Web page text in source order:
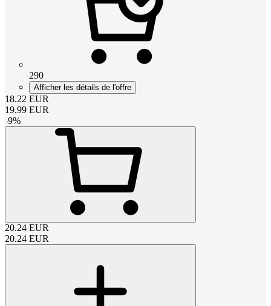
290
Afficher les détails de l'offre
18.22 EUR
19.99 EUR
-9%
20.24 EUR
20.24 EUR